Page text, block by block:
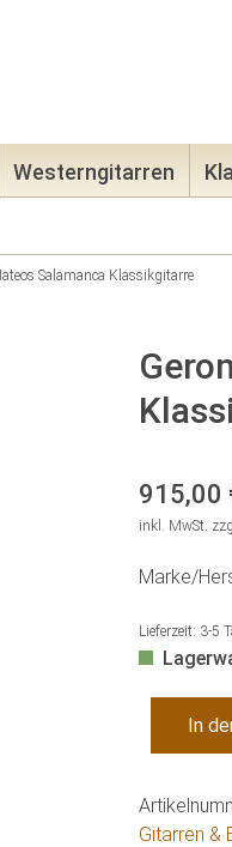
Westerngitarren
Salamanca Klassikgitarre
915,00
inkl. MwSt.
Marke/
Lieferzeit: 3-5
Mateos
Menge
In
Gitarren &